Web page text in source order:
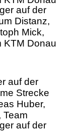
auf der
Strecke
Huber,
Team
EDV